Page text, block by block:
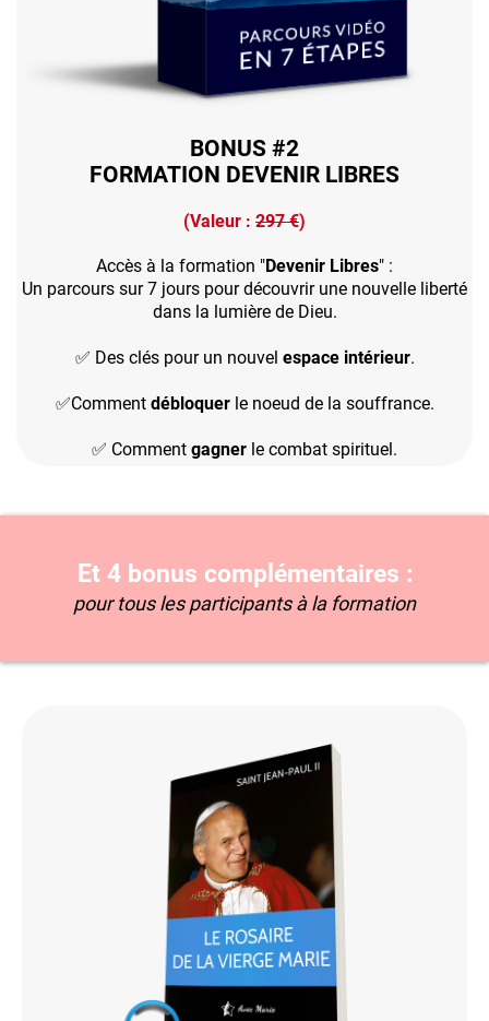
BONUS #2
FORMATION DEVENIR LIBRES
(Valeur : 297 €)
Accès à la formation "Devenir Libres" :
Un parcours sur 7 jours pour découvrir une nouvelle liberté
dans la lumière de Dieu.
✅ Des clés pour un nouvel espace intérieur.
✅Comment débloquer le noeud de la souffrance.
✅ Comment gagner le combat spirituel.
Et 4 bonus complémentaires :
pour tous les participants à la formation